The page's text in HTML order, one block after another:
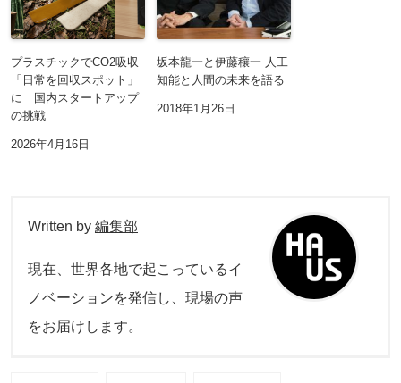
プラスチックでCO2吸収
「日常を回収スポット」
に 国内スタートアップ
の挑戦
2026年4月16日
坂本龍一と伊藤穰一 人工
知能と人間の未来を語る
2018年1月26日
Written by 編集部
現在、世界各地で起こっているイ
ノベーションを発信し、現場の声
をお届けします。